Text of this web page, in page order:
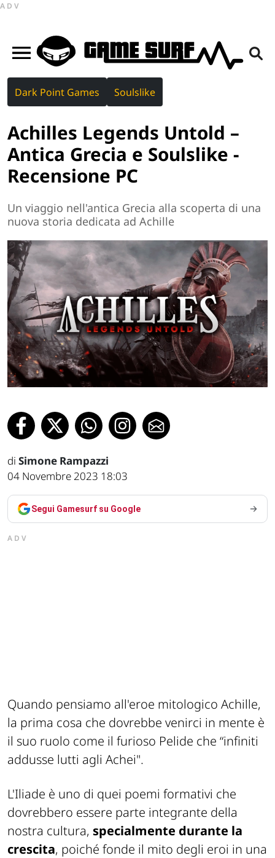
ADV
Dark Point Games Soulslike
Achilles Legends Untold –
Antica Grecia e Soulslike -
Recensione PC
Un viaggio nell'antica Grecia alla scoperta di una
nuova storia dedicata ad Achille
di Simone Rampazzi
04 Novembre 2023 18:03
Segui Gamesurf su Google
ADV
Quando pensiamo all'eroe mitologico Achille,
la prima cosa che dovrebbe venirci in mente è
il suo ruolo come il furioso Pelide che “infiniti
addusse lutti agli Achei".
L'Iliade è uno di quei poemi formativi che
dovrebbero essere parte integrante della
nostra cultura, specialmente durante la
crescita, poiché fonde il mito degli eroi in una